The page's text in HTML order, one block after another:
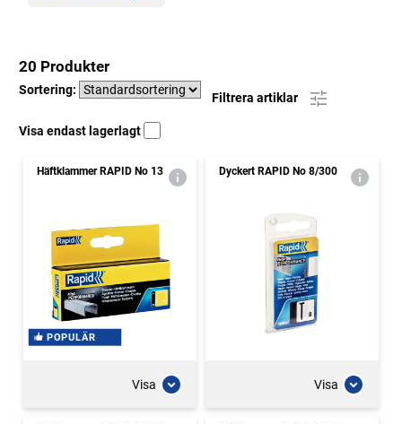
20 Produkter
Sortering:
Filtrera artiklar
Visa endast lagerlagt
Häftklammer RAPID No 13
POPULÄR
Visa
Dyckert RAPID No 8/300
Visa